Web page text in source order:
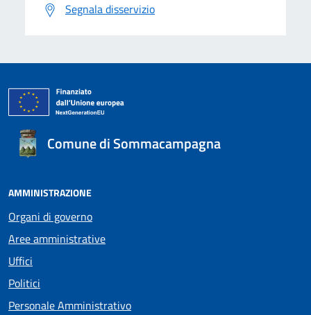
Segnala disservizio
Comune di Sommacampagna
AMMINISTRAZIONE
Organi di governo
Aree amministrative
Uffici
Politici
Personale Amministrativo